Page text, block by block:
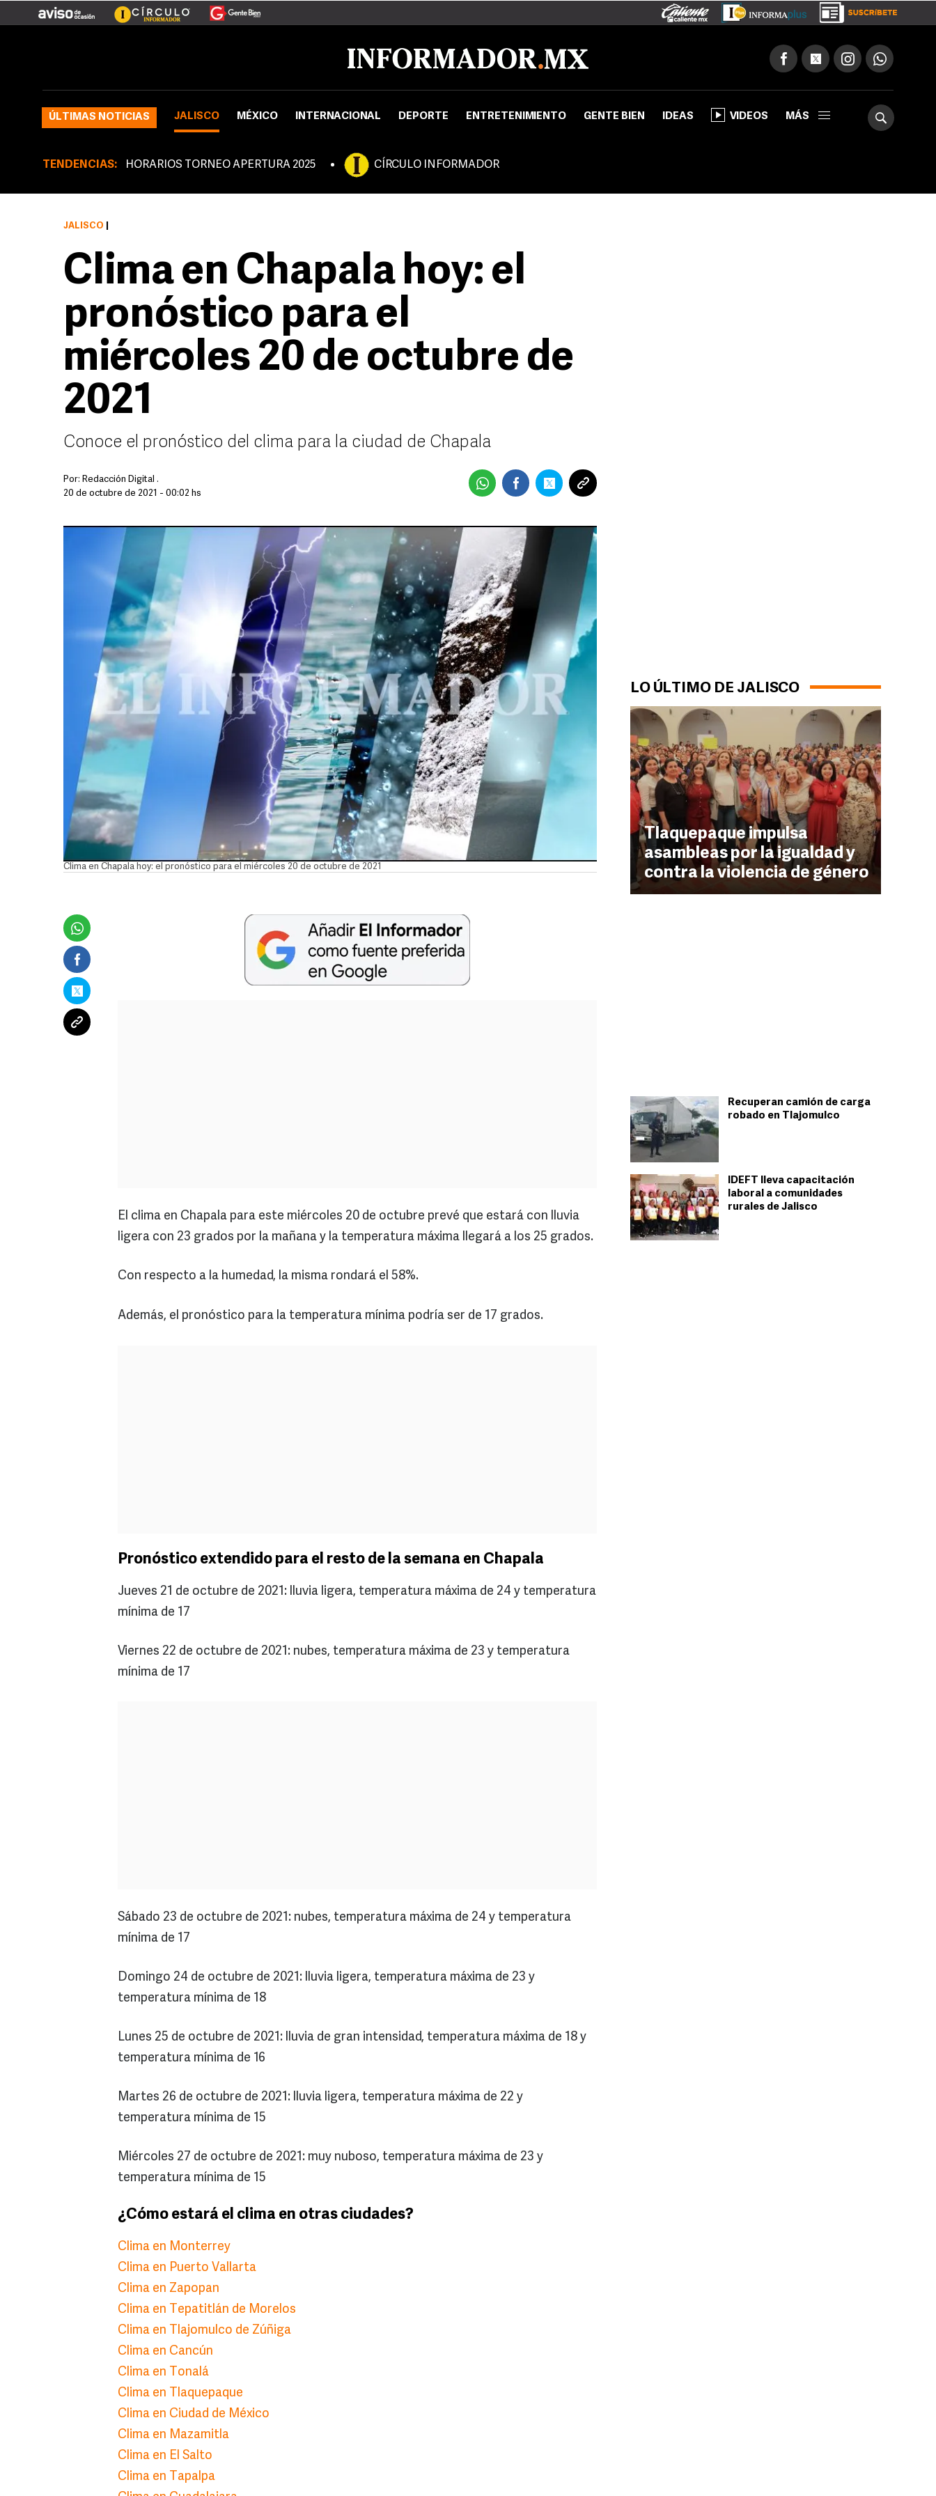
ÚLTIMAS NOTICIAS JALISCO MÉXICO INTERNACIONAL DEPORTE ENTRETENIMIENTO GENTE BIEN IDEAS VIDEOS MÁS
TENDENCIAS: HORARIOS TORNEO APERTURA 2025 CÍRCULO INFORMADOR
LO ÚLTIMO DE JALISCO
Tlaquepaque impulsa
asambleas por la igualdad y
contra la violencia de género
Recuperan camión de carga
robado en Tlajomulco
IDEFT lleva capacitación
laboral a comunidades
rurales de Jalisco
JALISCO
Clima en Chapala hoy: el
pronóstico para el
miércoles 20 de octubre de
2021
Conoce el pronóstico del clima para la ciudad de Chapala
Por: Redacción Digital .
20 de octubre de 2021 - 00:02 hs
Clima en Chapala hoy: el pronóstico para el miércoles 20 de octubre de 2021
El clima en Chapala para este miércoles 20 de octubre prevé que estará con lluvia
ligera con 23 grados por la mañana y la temperatura máxima llegará a los 25 grados.
Con respecto a la humedad, la misma rondará el 58%.
Además, el pronóstico para la temperatura mínima podría ser de 17 grados.
Pronóstico extendido para el resto de la semana en Chapala
Jueves 21 de octubre de 2021: lluvia ligera, temperatura máxima de 24 y temperatura
mínima de 17
Viernes 22 de octubre de 2021: nubes, temperatura máxima de 23 y temperatura
mínima de 17
Sábado 23 de octubre de 2021: nubes, temperatura máxima de 24 y temperatura
mínima de 17
Domingo 24 de octubre de 2021: lluvia ligera, temperatura máxima de 23 y
temperatura mínima de 18
Lunes 25 de octubre de 2021: lluvia de gran intensidad, temperatura máxima de 18 y
temperatura mínima de 16
Martes 26 de octubre de 2021: lluvia ligera, temperatura máxima de 22 y
temperatura mínima de 15
Miércoles 27 de octubre de 2021: muy nuboso, temperatura máxima de 23 y
temperatura mínima de 15
¿Cómo estará el clima en otras ciudades?
Clima en Monterrey
Clima en Puerto Vallarta
Clima en Zapopan
Clima en Tepatitlán de Morelos
Clima en Tlajomulco de Zúñiga
Clima en Cancún
Clima en Tonalá
Clima en Tlaquepaque
Clima en Ciudad de México
Clima en Mazamitla
Clima en El Salto
Clima en Tapalpa